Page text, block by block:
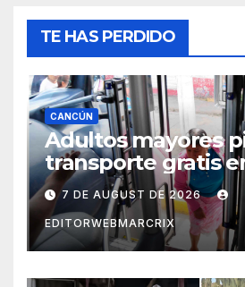
TE HAS PERDIDO
CANCÚN
Adultos mayores
transporte gratis
Cancún
7 DE AUGUST DE 2026
EDITORWEBMARCRIX